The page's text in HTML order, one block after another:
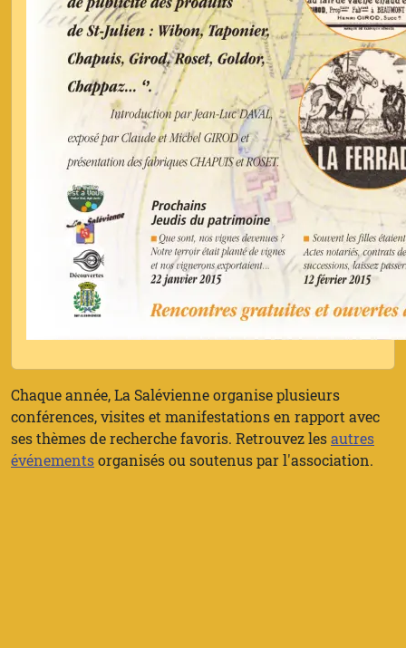
Chaque année, La Salévienne organise plusieurs
conférences, visites et manifestations en rapport avec
ses thèmes de recherche favoris. Retrouvez lesautres
événementsorganisés ou soutenus par l'association.